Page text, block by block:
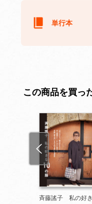
単行本
この商品を買っ
斉藤謠子 私の好